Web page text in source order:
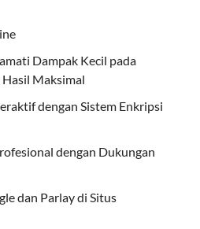
Dampak Kecil pada
Maksimal
dengan Sistem Enkripsi
dengan Dukungan
dan Parlay di Situs